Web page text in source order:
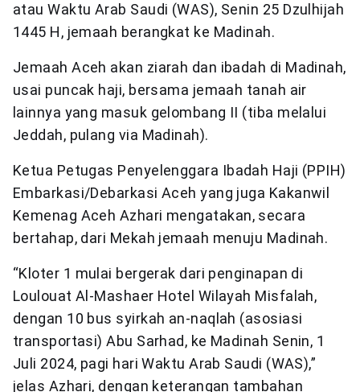
atau Waktu Arab Saudi (WAS), Senin 25 Dzulhijah
1445 H, jemaah berangkat ke Madinah.
Jemaah Aceh akan ziarah dan ibadah di Madinah,
usai puncak haji, bersama jemaah tanah air
lainnya yang masuk gelombang II (tiba melalui
Jeddah, pulang via Madinah).
Ketua Petugas Penyelenggara Ibadah Haji (PPIH)
Embarkasi/Debarkasi Aceh yang juga Kakanwil
Kemenag Aceh Azhari mengatakan, secara
bertahap, dari Mekah jemaah menuju Madinah.
“Kloter 1 mulai bergerak dari penginapan di
Loulouat Al-Mashaer Hotel Wilayah Misfalah,
dengan 10 bus syirkah an-naqlah (asosiasi
transportasi) Abu Sarhad, ke Madinah Senin, 1
Juli 2024, pagi hari Waktu Arab Saudi (WAS),”
jelas Azhari, dengan keterangan tambahan